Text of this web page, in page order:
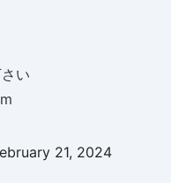
い
21, 2024